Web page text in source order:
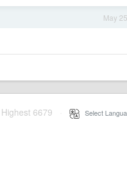
May 25
Highest 6679 Select